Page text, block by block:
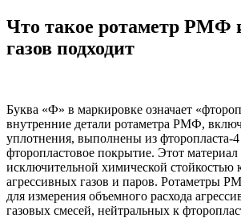
Что такое ротаметр РМФ
газов подходит
Буква «Ф» в маркировке означает
внутренние детали ротаметра РМФ,
уплотнения, выполнены из фторопласта-
фторопластовое покрытие. Этот материал
исключительной химической стойкостью
агрессивных газов и паров. Ротаметры
для измерения объемного расхода
газовых смесей, нейтральных к